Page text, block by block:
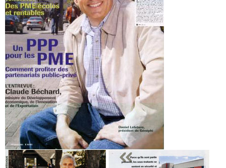
Nouvelles
Contactez-nous